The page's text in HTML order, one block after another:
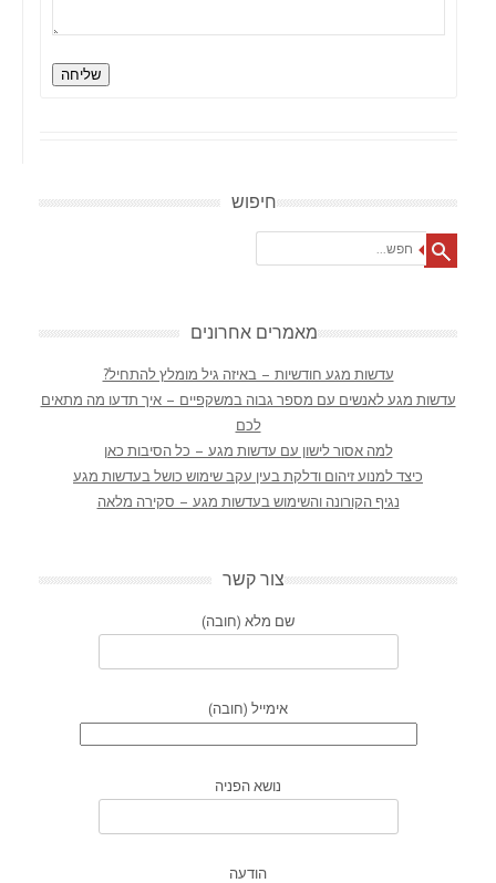
שליחה
חיפוש
מאמרים אחרונים
עדשות מגע חודשיות – באיזה גיל מומלץ להתחיל?
עדשות מגע לאנשים עם מספר גבוה במשקפיים – איך תדעו מה מתאים
לכם
למה אסור לישון עם עדשות מגע – כל הסיבות כאן
כיצד למנוע זיהום ודלקת בעין עקב שימוש כושל בעדשות מגע
נגיף הקורונה והשימוש בעדשות מגע – סקירה מלאה
צור קשר
שם מלא (חובה)
אימייל (חובה)
נושא הפניה
הודעה